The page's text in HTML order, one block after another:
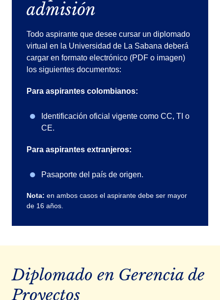
admisión
Todo aspirante que desee cursar un diplomado
virtual en la Universidad de La Sabana deberá
cargar en formato electrónico (PDF o imagen)
los siguientes documentos:
Para aspirantes colombianos:
Identificación oficial vigente como CC, TI o
CE.
Para aspirantes extranjeros:
Pasaporte del país de origen.
Nota: en ambos casos el aspirante debe ser mayor
de 16 años.
Diplomado en Gerencia de
Proyectos